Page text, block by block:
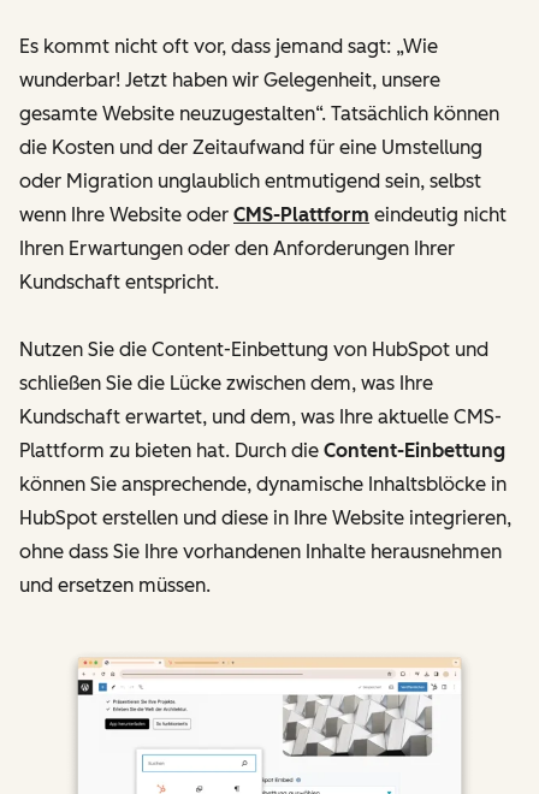
Es kommt nicht oft vor, dass jemand sagt: „Wie
wunderbar! Jetzt haben wir Gelegenheit, unsere
gesamte Website neuzugestalten“. Tatsächlich können
die Kosten und der Zeitaufwand für eine Umstellung
oder Migration unglaublich entmutigend sein, selbst
wenn Ihre Website oder CMS-Plattform eindeutig nicht
Ihren Erwartungen oder den Anforderungen Ihrer
Kundschaft entspricht.
Nutzen Sie die Content-Einbettung von HubSpot und
schließen Sie die Lücke zwischen dem, was Ihre
Kundschaft erwartet, und dem, was Ihre aktuelle CMS-
Plattform zu bieten hat. Durch die Content-Einbettung
können Sie ansprechende, dynamische Inhaltsblöcke in
HubSpot erstellen und diese in Ihre Website integrieren,
ohne dass Sie Ihre vorhandenen Inhalte herausnehmen
und ersetzen müssen.